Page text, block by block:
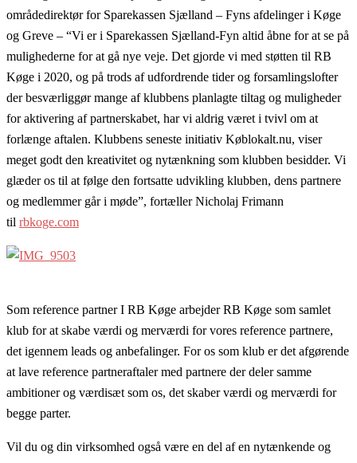
områdedirektør for Sparekassen Sjælland – Fyns afdelinger i Køge
og Greve – “Vi er i Sparekassen Sjælland-Fyn altid åbne for at se på
mulighederne for at gå nye veje. Det gjorde vi med støtten til RB
Køge i 2020, og på trods af udfordrende tider og forsamlingslofter
der besværliggør mange af klubbens planlagte tiltag og muligheder
for aktivering af partnerskabet, har vi aldrig været i tvivl om at
forlænge aftalen. Klubbens seneste initiativ Køblokalt.nu, viser
meget godt den kreativitet og nytænkning som klubben besidder. Vi
glæder os til at følge den fortsatte udvikling klubben, dens partnere
og medlemmer går i møde”, fortæller Nicholaj Frimann
til rbkoge.com
Som reference partner I RB Køge arbejder RB Køge som samlet
klub for at skabe værdi og merværdi for vores reference partnere,
det igennem leads og anbefalinger. For os som klub er det afgørende
at lave reference partneraftaler med partnere der deler samme
ambitioner og værdisæt som os, det skaber værdi og merværdi for
begge parter.
Vil du og din virksomhed også være en del af en nytænkende og